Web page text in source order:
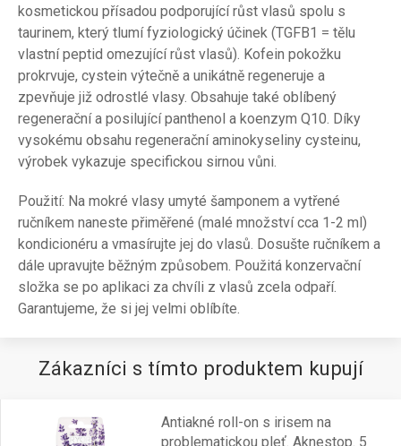
kosmetickou přísadou podporující růst vlasů spolu s
taurinem, který tlumí fyziologický účinek (TGFB1 = tělu
vlastní peptid omezující růst vlasů). Kofein pokožku
prokrvuje, cystein výtečně a unikátně regeneruje a
zpevňuje již odrostlé vlasy. Obsahuje také oblíbený
regenerační a posilující panthenol a koenzym Q10. Díky
vysokému obsahu regenerační aminokyseliny cysteinu,
výrobek vykazuje specifickou sirnou vůni.
Použití: Na mokré vlasy umyté šamponem a vytřené
ručníkem naneste přiměřené (malé množství cca 1-2 ml)
kondicionéru a vmasírujte jej do vlasů. Dosušte ručníkem a
dále upravujte běžným způsobem. Použitá konzervační
složka se po aplikaci za chvíli z vlasů zcela odpaří.
Garantujeme, že si jej velmi oblíbíte.
Zákazníci s tímto produktem kupují
Antiakné roll-on s irisem na
problematickou pleť. Aknestop. 5